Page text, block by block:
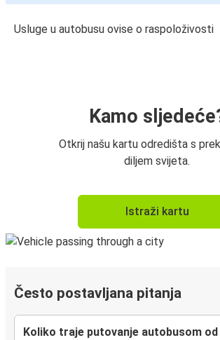
Usluge u autobusu ovise o raspoloživosti
Kamo
Otkrij našu kartu odredišta s
diljem svijeta.
Istraži kartu
Često postavljana pitanja
Koliko traje putovanje autobusom